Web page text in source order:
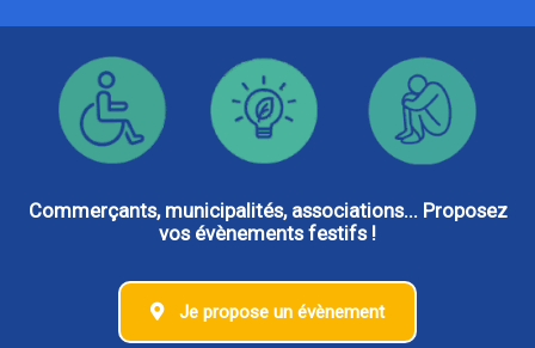
Commerçants, municipalités, associations... Proposez
vos évènements festifs !
Je propose un évènement